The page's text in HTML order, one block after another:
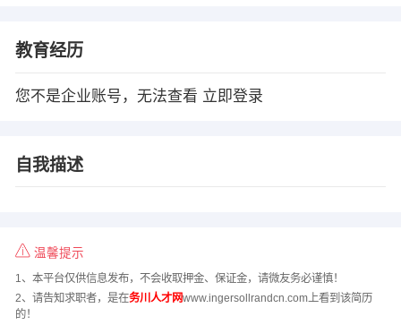
教育经历
您不是企业账号，无法查看 立即登录
自我描述
温馨提示
1、本平台仅供信息发布，不会收取押金、保证金，请微友务必谨慎！
2、请告知求职者，是在务川人才网www.ingersollrandcn.com上看到该简历
的！